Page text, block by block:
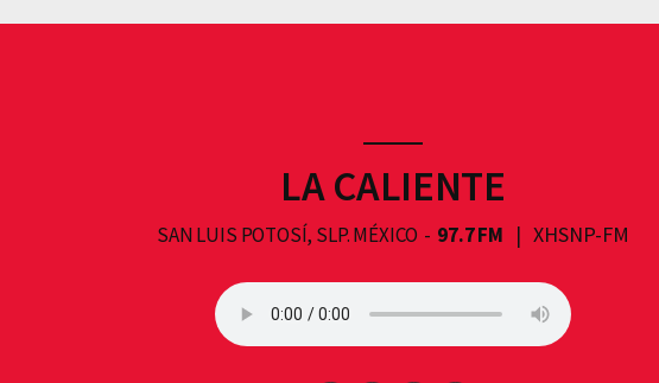
LA CALIENTE
SAN LUIS POTOSÍ, SLP. MÉXICO 97.7 FM XHSNP-FM